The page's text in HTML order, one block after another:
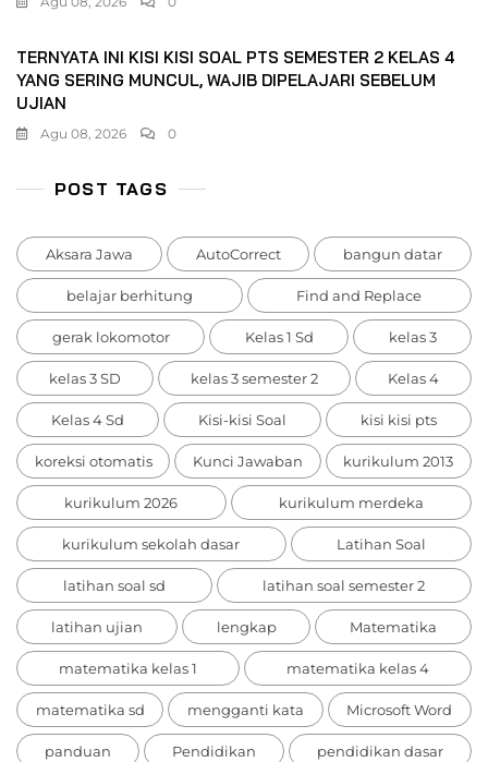
TERNYATA INI KISI KISI SOAL PTS SEMESTER 2 KELAS 4
YANG SERING MUNCUL, WAJIB DIPELAJARI SEBELUM
UJIAN
Agu 08, 2026 0
POST TAGS
Aksara Jawa AutoCorrect bangun datar
belajar berhitung Find and Replace
gerak lokomotor Kelas 1 Sd kelas 3
kelas 3 SD kelas 3 semester 2 Kelas 4
Kelas 4 Sd Kisi-kisi Soal kisi kisi pts
koreksi otomatis Kunci Jawaban kurikulum 2013
kurikulum 2026 kurikulum merdeka
kurikulum sekolah dasar Latihan Soal
latihan soal sd latihan soal semester 2
latihan ujian lengkap Matematika
matematika kelas 1 matematika kelas 4
matematika sd mengganti kata Microsoft Word
panduan Pendidikan pendidikan dasar